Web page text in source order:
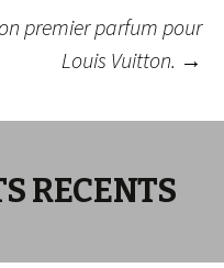
premier parfum pour
Louis Vuitton. →
RECENTS